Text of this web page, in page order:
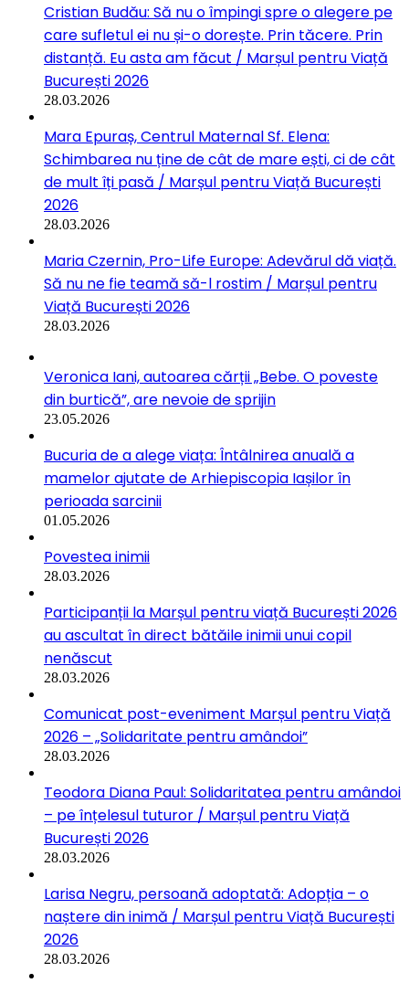
Cristian Budău: Să nu o împingi spre o alegere pe
care sufletul ei nu și-o dorește. Prin tăcere. Prin
distanță. Eu asta am făcut / Marșul pentru Viață
București 2026
28.03.2026
Mara Epuraș, Centrul Maternal Sf. Elena:
Schimbarea nu ține de cât de mare ești, ci de cât
de mult îți pasă / Marșul pentru Viață București
2026
28.03.2026
Maria Czernin, Pro-Life Europe: Adevărul dă viață.
Să nu ne fie teamă să-l rostim / Marșul pentru
Viață București 2026
28.03.2026
Veronica Iani, autoarea cărții „Bebe. O poveste
din burtică”, are nevoie de sprijin
23.05.2026
Bucuria de a alege viața: Întâlnirea anuală a
mamelor ajutate de Arhiepiscopia Iașilor în
perioada sarcinii
01.05.2026
Povestea inimii
28.03.2026
Participanții la Marșul pentru viață București 2026
au ascultat în direct bătăile inimii unui copil
nenăscut
28.03.2026
Comunicat post-eveniment Marșul pentru Viață
2026 – „Solidaritate pentru amândoi”
28.03.2026
Teodora Diana Paul: Solidaritatea pentru amândoi
– pe înțelesul tuturor / Marșul pentru Viață
București 2026
28.03.2026
Larisa Negru, persoană adoptată: Adopția – o
naștere din inimă / Marșul pentru Viață București
2026
28.03.2026